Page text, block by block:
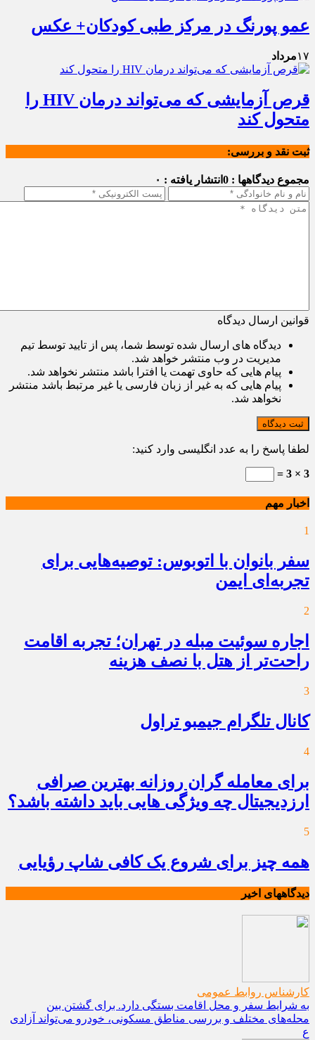
عمو پورنگ در مرکز طبی کودکان+ عکس
۱۷مرداد
قرص آزمایشی که می‌تواند درمان HIV را
متحول کند
ثبت نقد و بررسی:
مجموع دیدگاهها : 0 انتشار یافته : ۰
قوانین ارسال دیدگاه
دیدگاه های ارسال شده توسط شما، پس از تایید توسط تیم
مدیریت در وب منتشر خواهد شد.
پیام هایی که حاوی تهمت یا افترا باشد منتشر نخواهد شد.
پیام هایی که به غیر از زبان فارسی یا غیر مرتبط باشد منتشر
نخواهد شد.
ثبت دیدگاه
لطفا پاسخ را به عدد انگلیسی وارد کنید:
3 × 3 =
اخبار مهم
1
سفر بانوان با اتوبوس: توصیه‌هایی برای
تجربه‌ای ایمن
2
اجاره سوئیت مبله در تهران؛ تجربه اقامت
راحت‌تر از هتل با نصف هزینه
3
کانال تلگرام جیمبو تراول
4
برای معامله گران روزانه بهترین صرافی
ارزدیجیتال چه ویژگی هایی باید داشته باشد؟
5
همه چیز برای شروع یک کافی شاپ رؤیایی
دیدگاههای اخیر
کارشناس روابط عمومی
به شرایط سفر و محل اقامت بستگی دارد. برای گشتن بین
محله‌های مختلف و بررسی مناطق مسکونی، خودرو می‌تواند آزادی
ع